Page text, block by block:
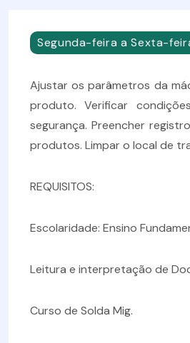
Segunda-feira a Sexta-
Ajustar os parâmetros da
produto. Verificar
segurança. Preencher
produtos. Limpar o local de
REQUISITOS:
Escolaridade: Ensino
Leitura e interpretação de
Curso de Solda Mig.